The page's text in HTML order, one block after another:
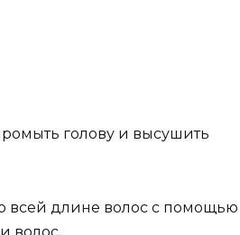
голову и высушить
всей длине волос с помощью
волос.